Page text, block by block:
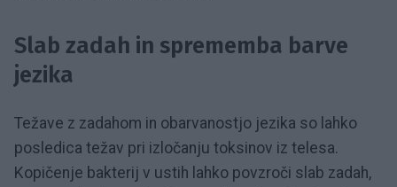
Slab zadah in sprememba barve
jezika
Težave z zadahom in obarvanostjo jezika so lahko
posledica težav pri izločanju toksinov iz telesa.
Kopičenje bakterij v ustih lahko povzroči slab zadah,